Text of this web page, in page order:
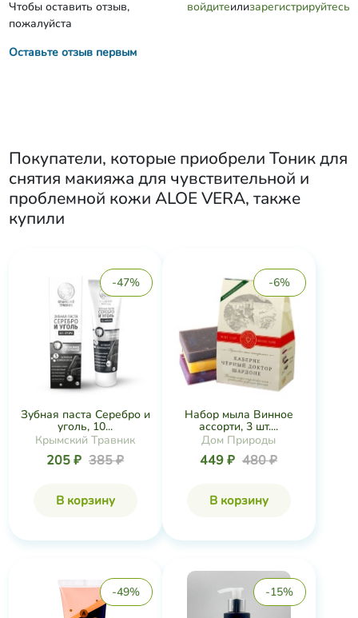
Чтобы оставить отзыв,
пожалуйста
войдитеилизарегистрируйтесь
Оставьте отзыв первым
Покупатели, которые приобрели Тоник для
снятия макияжа для чувствительной и
проблемной кожи ALOE VERA, также
купили
-47%
Зубная паста Серебро и
уголь, 10...
Крымский Травник
205 ₽ 385 ₽
В корзину
-6%
Набор мыла Винное
ассорти, 3 шт....
Дом Природы
449 ₽ 480 ₽
В корзину
-49% -15%